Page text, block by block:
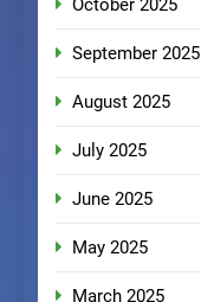
October 2025
September 2025
August 2025
July 2025
June 2025
May 2025
March 2025